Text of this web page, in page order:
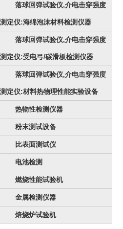
落球回弹试验仪,介电击穿强度
测定仪:海绵泡沫材料检测仪器
落球回弹试验仪,介电击穿强度
测定仪:受电弓/碳滑板检测仪器
落球回弹试验仪,介电击穿强度
测定仪:材料热物理性能实验设备
热物性检测仪器
粉末测试设备
比表面测试仪
电池检测
燃烧性能试验机
金属检测仪器
焙烧炉试验机